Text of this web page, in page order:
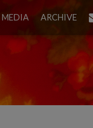
MEDIA ARCHIVE